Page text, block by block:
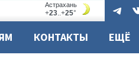
КОНТАКТЫ ЕЩЁ